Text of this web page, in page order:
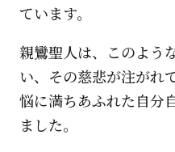
ています。
親鸞聖人は、このよう
い、その慈悲が注がれ
悩に満ちあふれた自分
ました。